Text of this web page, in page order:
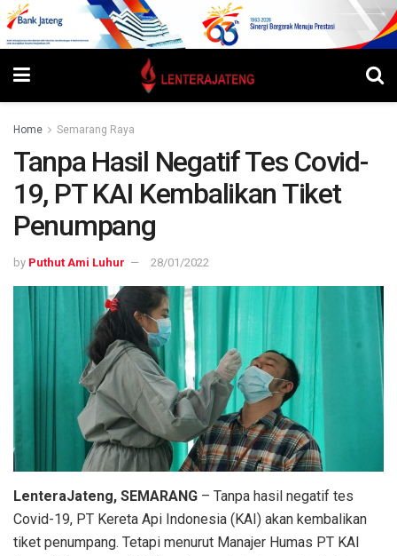
Home Semarang Raya
Tanpa Hasil Negatif Tes Covid-
19, PT KAI Kembalikan Tiket
Penumpang
by Puthut Ami Luhur 28/01/2022
LenteraJateng, SEMARANG – Tanpa hasil negatif tes
Covid-19, PT Kereta Api Indonesia (KAI) akan kembalikan
tiket penumpang. Tetapi menurut Manajer Humas PT KAI